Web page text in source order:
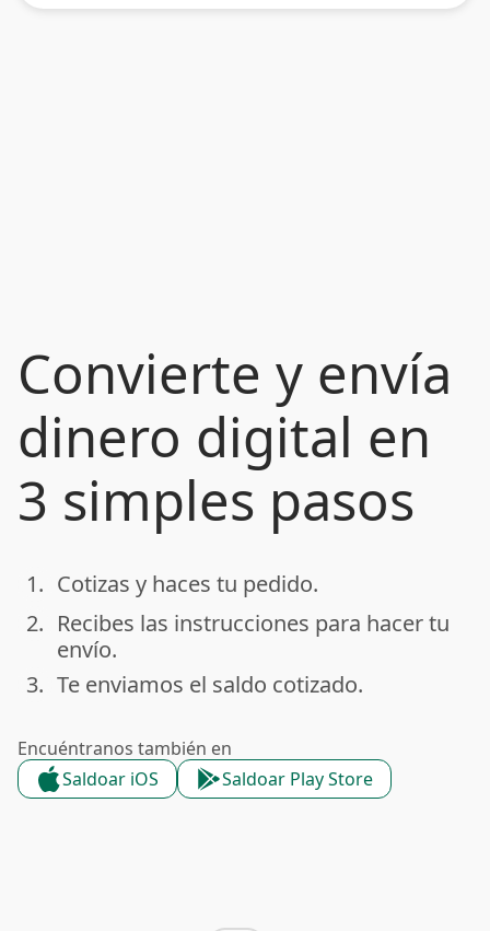
Convierte y envía
dinero digital en
3 simples pasos
done
1. Cotizas y haces tu pedido.
done
2. Recibes las instrucciones para hacer tu
envío.
done
3. Te enviamos el saldo cotizado.
Encuéntranos también en
Saldoar iOS
Saldoar Play Store